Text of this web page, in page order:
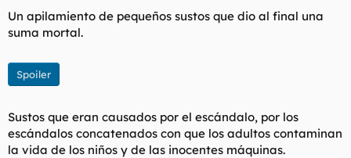
Un apilamiento de pequeños sustos que dio al final una
suma mortal.
Spoiler
Sustos que eran causados por el escándalo, por los
escándalos concatenados con que los adultos contaminan
la vida de los niños y de las inocentes máquinas.